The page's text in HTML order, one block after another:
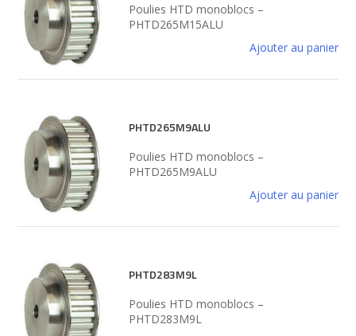
Poulies HTD monoblocs –
PHTD265M15ALU
Ajouter au panier
PHTD265M9ALU
Poulies HTD monoblocs –
PHTD265M9ALU
Ajouter au panier
PHTD283M9L
Poulies HTD monoblocs –
PHTD283M9L